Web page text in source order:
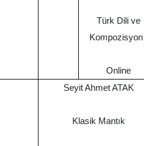
Türk Dili ve
Kompozisyon I
Online
Seyit Ahmet ATAK
Klasik Mantık